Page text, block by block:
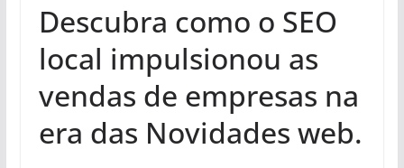
Descubra como o SEO
local impulsionou as
vendas de empresas na
era das Novidades web.